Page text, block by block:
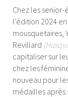
Chez les
l’édition 2024
mousquetaires,
Revillard
capitaliser sur
chez les
nouveau pour
médailles après